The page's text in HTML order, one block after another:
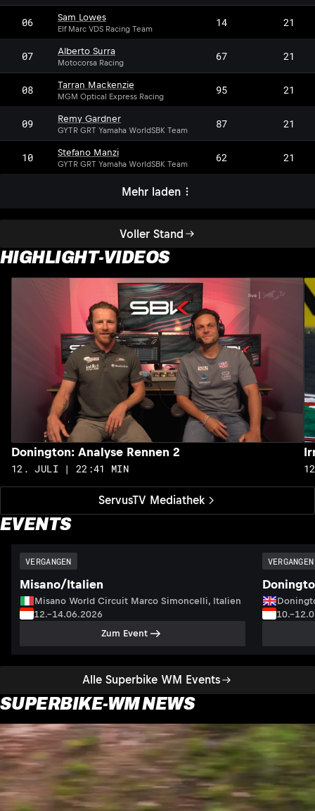
Voller Stand
06 Sam Lowes
Elf Marc VDS Racing Team 14 21
07 Alberto Surra
Motocorsa Racing 67 21
08 Tarran Mackenzie
MGM Optical Express Racing 95 21
09 Remy Gardner
GYTR GRT Yamaha WorldSBK Team 87 21
10 Stefano Manzi
GYTR GRT Yamaha WorldSBK Team 62 21
Mehr laden
HIGHLIGHT-VIDEOS
ServusTV Mediathek
Donington: Analyse Rennen 2
12. JULI | 22:41 MIN
EVENTS
Alle Superbike WM Events
VERGANGEN
Misano/Italien
Misano World Circuit Marco Simoncelli, Italien
12.–14.06.2026
Zum Event
VERGANGEN
SUPERBIKE-WM NEWS